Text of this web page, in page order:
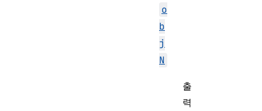
o
b
j
N
출
력